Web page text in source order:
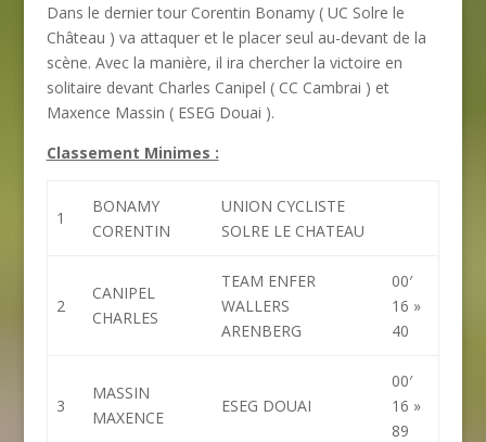
Dans le dernier tour Corentin Bonamy ( UC Solre le
Château ) va attaquer et le placer seul au-devant de la
scène. Avec la manière, il ira chercher la victoire en
solitaire devant Charles Canipel ( CC Cambrai ) et
Maxence Massin ( ESEG Douai ).
Classement Minimes :
1
BONAMY
CORENTIN
UNION CYCLISTE
SOLRE LE CHATEAU
2
CANIPEL
CHARLES
TEAM ENFER
WALLERS
ARENBERG
00′
16 »
40
3
MASSIN
MAXENCE
ESEG DOUAI
00′
16 »
89